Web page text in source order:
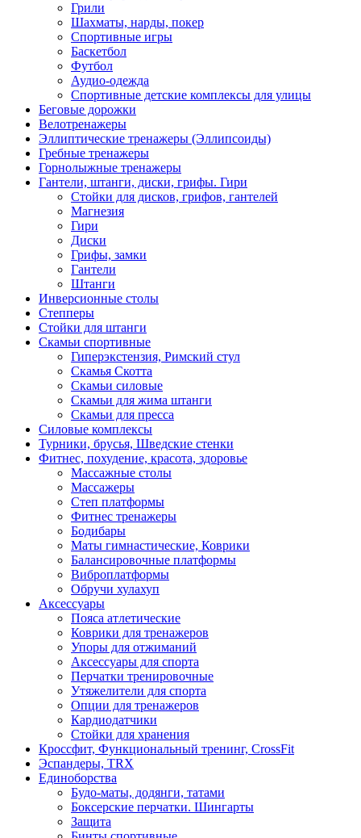
Грили
Шахматы, нарды, покер
Спортивные игры
Баскетбол
Футбол
Аудио-одежда
Спортивные детские комплексы для улицы
Беговые дорожки
Велотренажеры
Эллиптические тренажеры (Эллипсоиды)
Гребные тренажеры
Горнолыжные тренажеры
Гантели, штанги, диски, грифы. Гири
Стойки для дисков, грифов, гантелей
Магнезия
Гири
Диски
Грифы, замки
Гантели
Штанги
Инверсионные столы
Степперы
Стойки для штанги
Скамьи спортивные
Гиперэкстензия, Римский стул
Скамья Скотта
Скамьи силовые
Скамьи для жима штанги
Скамьи для пресса
Силовые комплексы
Турники, брусья, Шведские стенки
Фитнес, похудение, красота, здоровье
Массажные столы
Массажеры
Степ платформы
Фитнес тренажеры
Бодибары
Маты гимнастические, Коврики
Балансировочные платформы
Виброплатформы
Обручи хулахуп
Аксессуары
Пояса атлетические
Коврики для тренажеров
Упоры для отжиманий
Аксессуары для спорта
Перчатки тренировочные
Утяжелители для спорта
Опции для тренажеров
Кардиодатчики
Стойки для хранения
Кроссфит, Функциональный тренинг, CrossFit
Эспандеры, TRX
Единоборства
Будо-маты, додянги, татами
Боксерские перчатки. Шингарты
Защита